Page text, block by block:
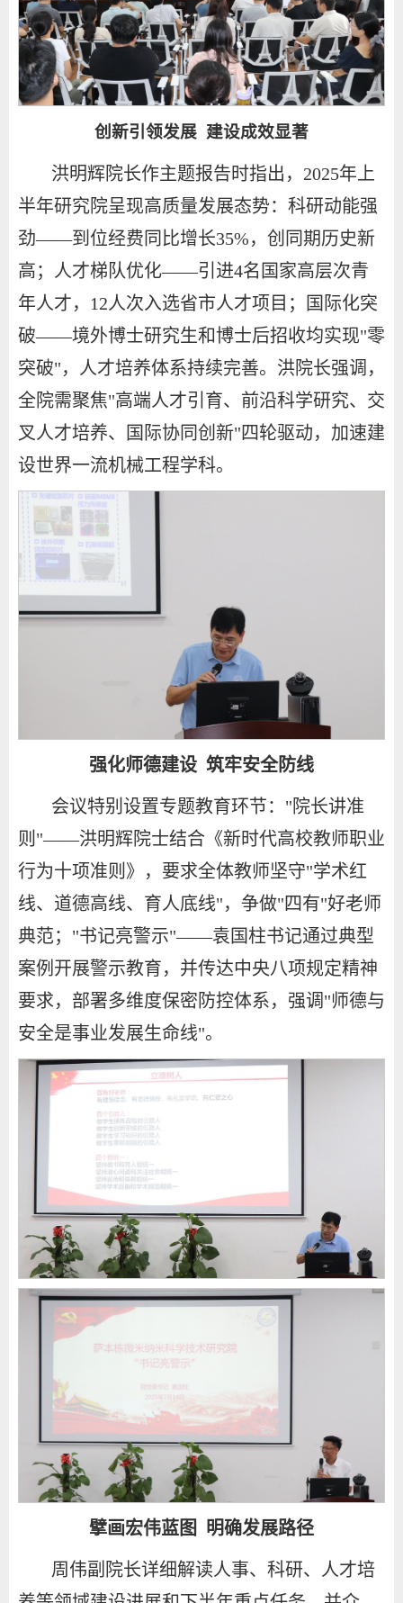
创新引领发展 建设成效显著
洪明辉院长作主题报告时指出，2025年上
半年研究院呈现高质量发展态势：科研动能强
劲——到位经费同比增长35%，创同期历史新
高；人才梯队优化——引进4名国家高层次青
年人才，12人次入选省市人才项目；国际化突
破——境外博士研究生和博士后招收均实现"零
突破"，人才培养体系持续完善。洪院长强调，
全院需聚焦"高端人才引育、前沿科学研究、交
叉人才培养、国际协同创新"四轮驱动，加速建
设世界一流机械工程学科。
强化师德建设 筑牢安全防线
会议特别设置专题教育环节："院长讲准
则"——洪明辉院士结合《新时代高校教师职业
行为十项准则》，要求全体教师坚守"学术红
线、道德高线、育人底线"，争做"四有"好老师
典范；"书记亮警示"——袁国柱书记通过典型
案例开展警示教育，并传达中央八项规定精神
要求，部署多维度保密防控体系，强调"师德与
安全是事业发展生命线"。
擘画宏伟蓝图 明确发展路径
周伟副院长详细解读人事、科研、人才培